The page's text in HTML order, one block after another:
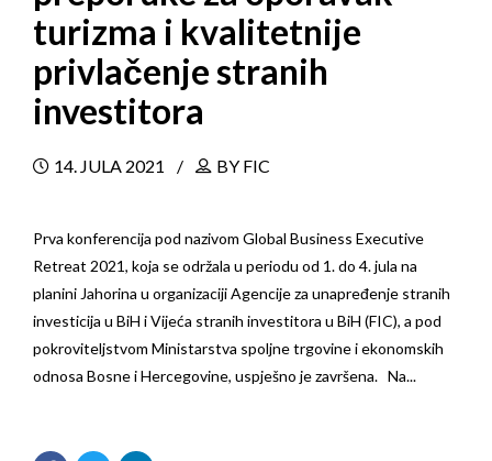
turizma i kvalitetnije
privlačenje stranih
investitora
14. JULA 2021 BY FIC
Prva konferencija pod nazivom Global Business Executive
Retreat 2021, koja se održala u periodu od 1. do 4. jula na
planini Jahorina u organizaciji Agencije za unapređenje stranih
investicija u BiH i Vijeća stranih investitora u BiH (FIC), a pod
pokroviteljstvom Ministarstva spoljne trgovine i ekonomskih
odnosa Bosne i Hercegovine, uspješno je završena. Na...